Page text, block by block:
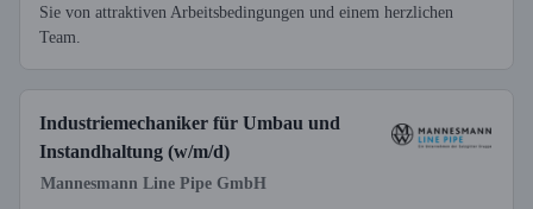
Sie von attraktiven Arbeitsbedingungen und einem herzlichen
Team.
Industriemechaniker für Umbau und
Instandhaltung (w/m/d)
Mannesmann Line Pipe GmbH